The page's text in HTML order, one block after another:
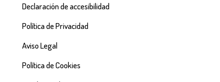
Declaración de accesibilidad
Política de Privacidad
Aviso Legal
Política de Cookies